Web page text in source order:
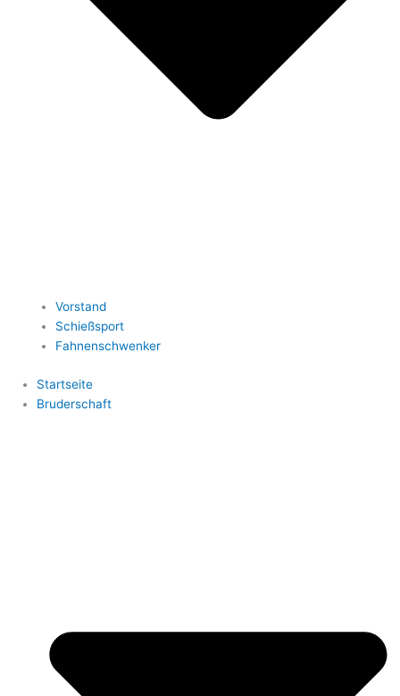
Vorstand
Schießsport
Fahnenschwenker
Startseite
Bruderschaft